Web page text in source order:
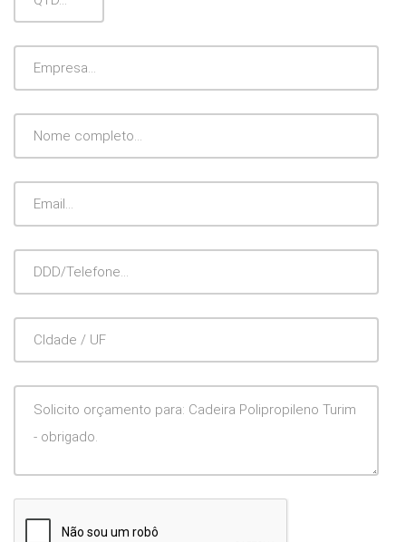
Empresa
Nome
Completo
Email
DDD/Telefone
CIdade
UF
Mensagem